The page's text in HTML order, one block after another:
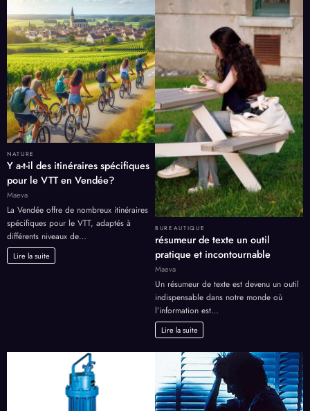
NATURE
Y a-t-il des itinéraires spécifiques
pour le VTT en Vendée?
Maeva
La Vendée offre de nombreux itinéraires
spécifiques pour le VTT, adaptés à
différents niveaux de…
Lire la suite
BUREAUTIQUE
résumeur de texte un outil
pratique et incontournable
Maeva
Un résumeur de texte est devenu un outil
indispensable dans notre monde où
l’information est…
Lire la suite